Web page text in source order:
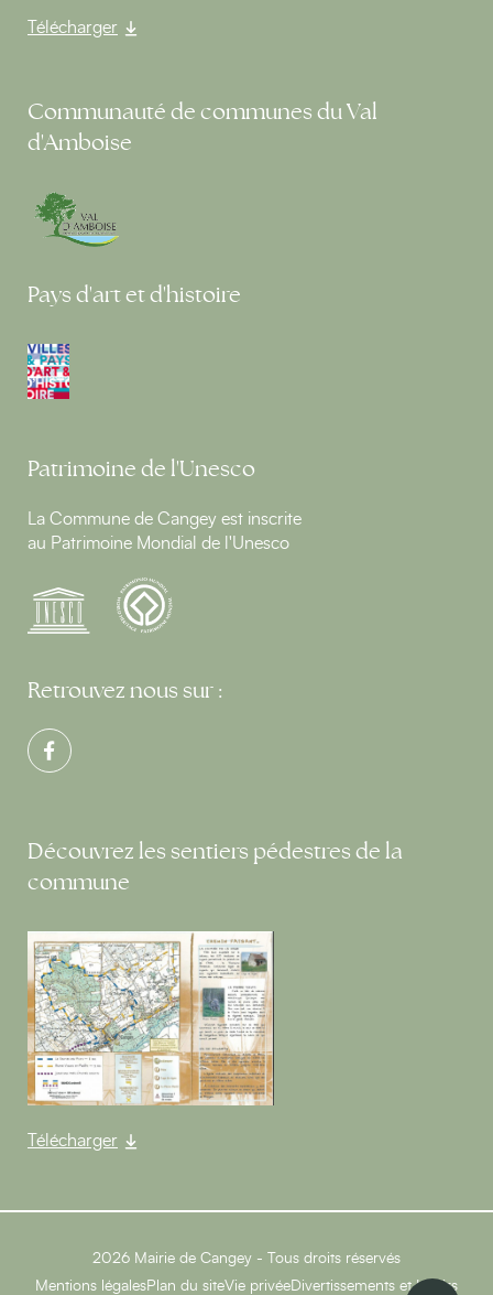
Télécharger
Communauté de communes du Val
d'Amboise
Pays d'art et d'histoire
Patrimoine de l'Unesco
La Commune de Cangey est inscrite
au Patrimoine Mondial de l'Unesco
Retrouvez nous sur :
Découvrez les sentiers pédestres de la
commune
Télécharger
2026 Mairie de Cangey - Tous droits réservés
Mentions légalesPlan du siteVie privéeDivertissements et Loisirs